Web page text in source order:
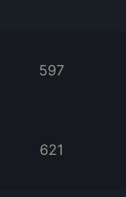
597
621